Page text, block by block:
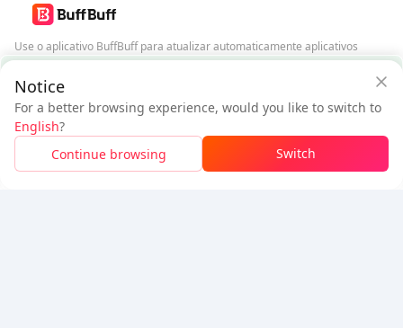
$32.25
Novo Usuário:
$34.59
Faça Login Para Obter Desconto
Notice
For a better browsing experience, would you like to switch to
English?
Continue browsing
Switch
Use o aplicativo BuffBuff para atualizar automaticamente aplicativos
Android
Baixar BuffBuff
Siga-nos